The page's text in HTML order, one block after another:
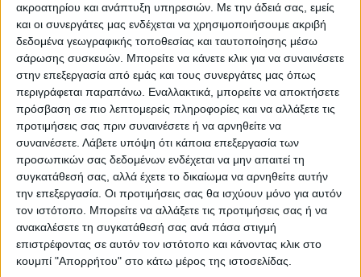
ακροατηρίου και ανάπτυξη υπηρεσιών. Με την άδειά σας, εμείς
και οι συνεργάτες μας ενδέχεται να χρησιμοποιήσουμε ακριβή
δεδομένα γεωγραφικής τοποθεσίας και ταυτοποίησης μέσω
σάρωσης συσκευών. Μπορείτε να κάνετε κλικ για να συναινέσετε
στην επεξεργασία από εμάς και τους συνεργάτες μας όπως
περιγράφεται παραπάνω. Εναλλακτικά, μπορείτε να αποκτήσετε
πρόσβαση σε πιο λεπτομερείς πληροφορίες και να αλλάξετε τις
προτιμήσεις σας πριν συναινέσετε ή να αρνηθείτε να
συναινέσετε. Λάβετε υπόψη ότι κάποια επεξεργασία των
προσωπικών σας δεδομένων ενδέχεται να μην απαιτεί τη
συγκατάθεσή σας, αλλά έχετε το δικαίωμα να αρνηθείτε αυτήν
την επεξεργασία. Οι προτιμήσεις σας θα ισχύουν μόνο για αυτόν
τον ιστότοπο. Μπορείτε να αλλάξετε τις προτιμήσεις σας ή να
ανακαλέσετε τη συγκατάθεσή σας ανά πάσα στιγμή
επιστρέφοντας σε αυτόν τον ιστότοπο και κάνοντας κλικ στο
κουμπί "Απορρήτου" στο κάτω μέρος της ιστοσελίδας.
Το πόρισμα των ιατροδικαστών
για τη γυναικοκτονία
Την ίδια στιγμή, σύμφωνα με τον «Ελεύθερο
Τύπο», οι ιατροδικαστές στο πόρισμά τους
αναφορικά με το θάνατο της 31χρονης